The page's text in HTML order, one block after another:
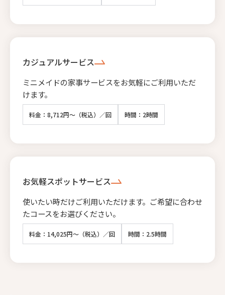
カジュアルサービス
ミニメイドの家事サービスをお気軽にご利用いただ
けます。
料金：8,712円～（税込）／回 時間：2時間
お気軽スポットサービス
使いたい時だけご利用いただけます。ご希望に合わせ
たコースをお選びください。
料金：14,025円～（税込）／回 時間：2.5時間